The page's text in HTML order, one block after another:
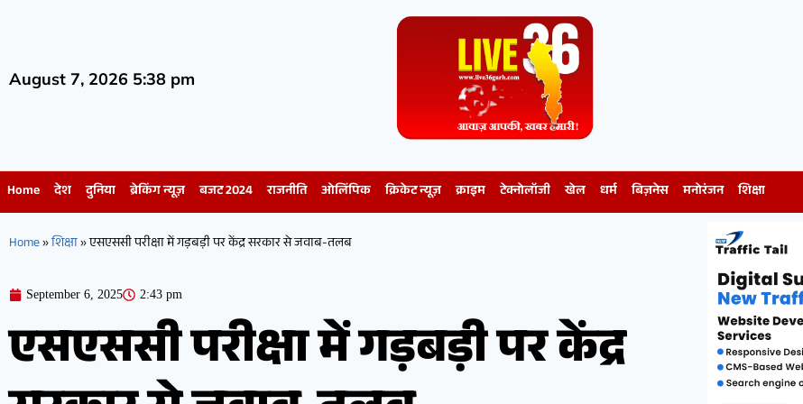
August 7, 2026 5:38 pm
Home देश दुनिया ब्रेकिंग न्यूज़ बजट 2024 राजनीति ओलिंपिक क्रिकेट न्यूज़ क्राइम टेक्नोलॉजी खेल धर्म बिज़नेस मनोरंजन शिक्षा
Home»शिक्षा»एसएससी परीक्षा में गड़बड़ी पर केंद्र सरकार से जवाब-तलब
September 6, 2025 2:43 pm
एसएससी परीक्षा में गड़बड़ी पर केंद्र